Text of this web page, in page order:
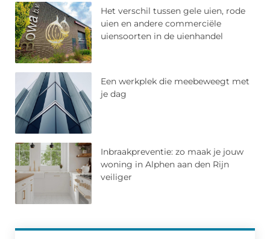
Het verschil tussen gele uien, rode
uien en andere commerciële
uiensoorten in de uienhandel
Een werkplek die meebeweegt met
je dag
Inbraakpreventie: zo maak je jouw
woning in Alphen aan den Rijn
veiliger